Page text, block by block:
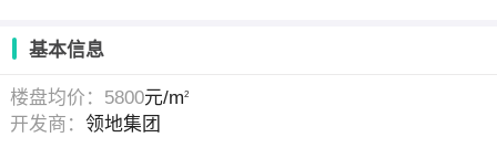
基本信息
楼盘均价：5800元/m2
开发商：领地集团